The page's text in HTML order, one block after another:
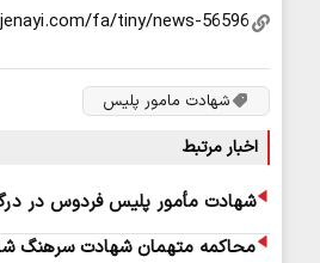
شهادت مامور پلیس
اخبار مرتبط
شهادت مأمور پلیس فردوس در
محاکمه متهمان شهادت سرهنگ